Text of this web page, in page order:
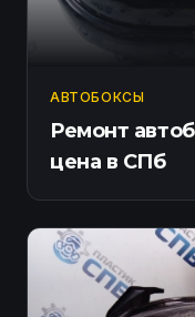
АВТОБОКСЫ
Ремонт
цена в СПб